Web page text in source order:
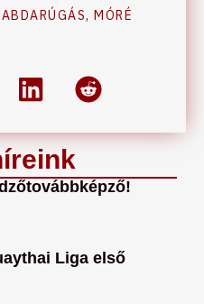
Liga első
, MÓRÉ